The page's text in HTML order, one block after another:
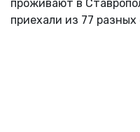
проживают в
приехали из 77 разных